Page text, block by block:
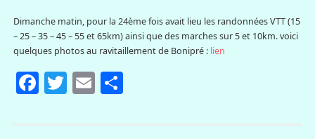
Dimanche matin, pour la 24ème fois avait lieu les randonnées VTT (15
– 25 – 35 – 45 – 55 et 65km) ainsi que des marches sur 5 et 10km. voici
quelques photos au ravitaillement de Bonipré : lien
Facebook
Twitter
EmailPartager